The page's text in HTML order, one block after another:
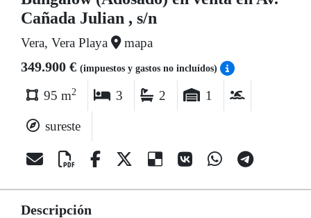
Cañada Julian , s/n
Vera, Vera Playa mapa
349.900 € (impuestos y gastos no incluídos)
95 m2 3 2 1
sureste
Descripción